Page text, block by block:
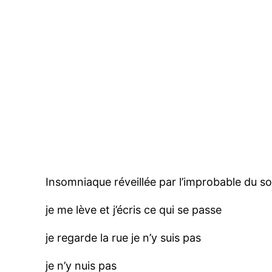
Insomniaque réveillée par l’improbable du
je me lève et j’écris ce qui se passe
je regarde la rue je n’y suis pas
je n’y nuis pas